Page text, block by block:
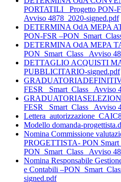
PORTATILI _Progetto PON-
Avviso 4878_2020-signed.pdf
DETERMINA OdA MEPA
PON-FSR
DETERMINA OdA MEPA
PON_Smart_Class_ Avviso
DETTAGLIO ACQUISTI
PUBBLICITARIO-signed.pdf
FESR _Smart_Class_ Avviso
FESR _Smart_Class_ Avviso
Modello domanda-
Nomina Commissione
PROGETTISTA- PON Smart
PON_Smart_Class_ Avviso
Nomina Responsabile
e Contabili
signed.pdf